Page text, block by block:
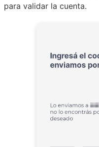
para validar la cuenta.